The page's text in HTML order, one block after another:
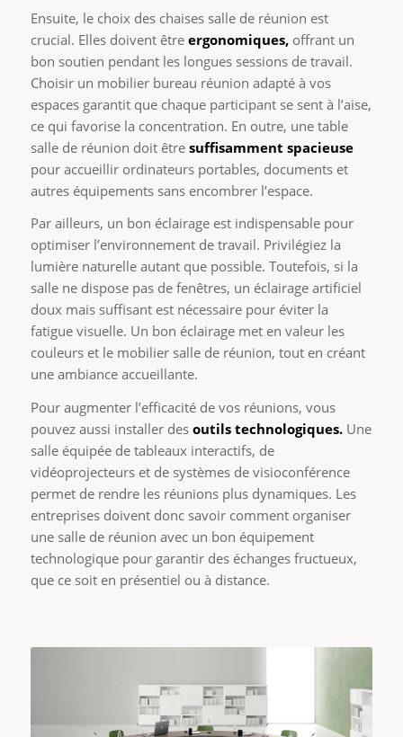
Ensuite, le choix des chaises salle de réunion est
crucial. Elles doivent êtreergonomiques,offrant un
bon soutien pendant les longues sessions de travail.
Choisir un mobilier bureau réunion adapté à vos
espaces garantit que chaque participant se sent à l’aise,
ce qui favorise la concentration. En outre, une table
salle de réunion doit être suffisamment spacieuse
pour accueillir ordinateurs portables, documents et
autres équipements sans encombrer l’espace.
Par ailleurs, un bon éclairage est indispensable pour
optimiser l’environnement de travail. Privilégiez la
lumière naturelle autant que possible. Toutefois, si la
salle ne dispose pas de fenêtres, un éclairage artificiel
doux mais suffisant est nécessaire pour éviter la
fatigue visuelle. Un bon éclairage met en valeur les
couleurs et le mobilier salle de réunion, tout en créant
une ambiance accueillante.
Pour augmenter l’efficacité de vos réunions, vous
pouvez aussi installer des outils technologiques.Une
salle équipée de tableaux interactifs, de
vidéoprojecteurs et de systèmes de visioconférence
permet de rendre les réunions plus dynamiques. Les
entreprises doivent donc savoir comment organiser
une salle de réunion avec un bon équipement
technologique pour garantir des échanges fructueux,
que ce soit en présentiel ou à distance.